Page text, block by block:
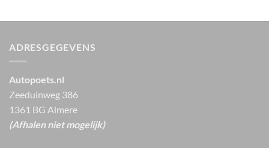
ADRESGEGEVENS
Autopoets.nl
Zeeduinweg 386
1361 BG Almere
(Afhalen niet mogelijk)